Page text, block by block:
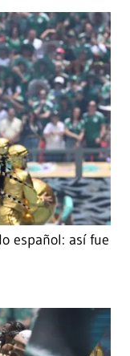
español: así fue